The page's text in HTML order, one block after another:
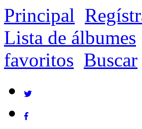
Principal
Lista de álbumes
favoritos Buscar